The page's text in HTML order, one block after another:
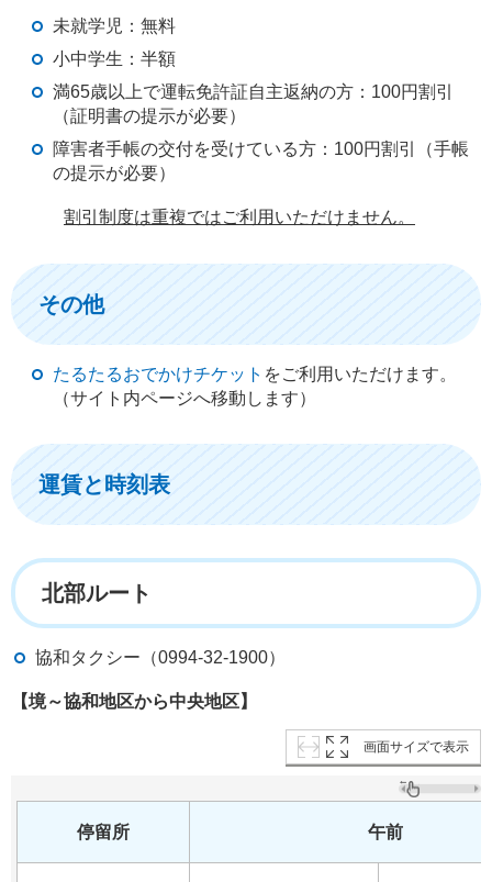
未就学児：無料
小中学生：半額
満65歳以上で運転免許証自主返納の方：100円割引
（証明書の提示が必要）
障害者手帳の交付を受けている方：100円割引（手帳
の提示が必要）
割引制度は重複ではご利用いただけません。
その他
たるたるおでかけチケット をご利用いただけます。
（サイト内ページへ移動します）
運賃と時刻表
北部ルート
協和タクシー（0994-32-1900）
【境～協和地区から中央地区】
画面サイズで表示
停留所 午前